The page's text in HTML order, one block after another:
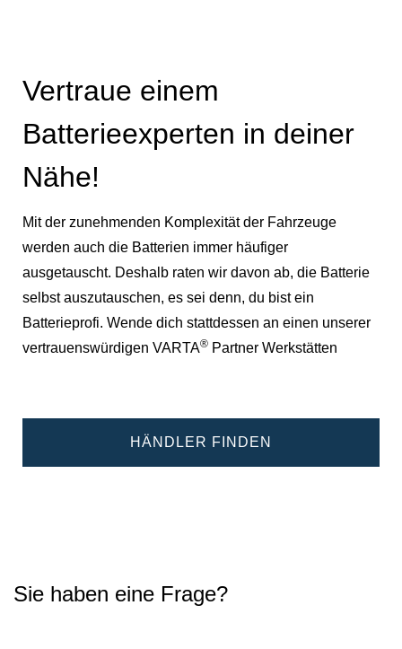
Vertraue einem
Batterieexperten in deiner
Nähe!
Mit der zunehmenden Komplexität der Fahrzeuge
werden auch die Batterien immer häufiger
ausgetauscht. Deshalb raten wir davon ab, die Batterie
selbst auszutauschen, es sei denn, du bist ein
Batterieprofi. Wende dich stattdessen an einen unserer
vertrauenswürdigen VARTA® Partner Werkstätten
HÄNDLER FINDEN
Sie haben eine Frage?